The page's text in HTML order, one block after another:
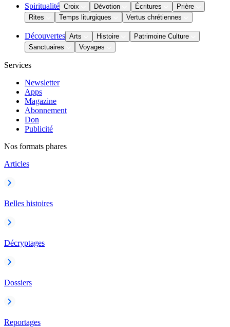
Spiritualité Croix Dévotion Écritures
Prière
Rites
Temps liturgiques Vertus chrétiennes
Découvertes Arts Histoire
Patrimoine Culture
Sanctuaires
Voyages
Services
Newsletter
Apps
Magazine
Abonnement
Don
Publicité
Nos formats phares
Articles
Belles histoires
Décryptages
Dossiers
Reportages